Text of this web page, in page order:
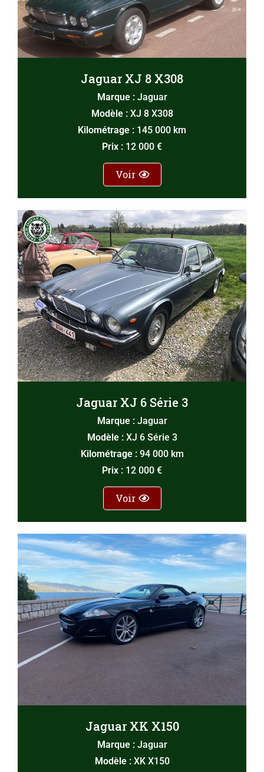
Jaguar XJ 8 X308
Marque : Jaguar
Modèle : XJ 8 X308
Kilométrage : 145 000 km
Prix : 12 000 €
Voir
Jaguar XJ 6 Série 3
Marque : Jaguar
Modèle : XJ 6 Série 3
Kilométrage : 94 000 km
Prix : 12 000 €
Voir
Jaguar XK X150
Marque : Jaguar
Modèle : XK X150